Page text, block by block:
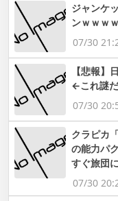
ジャンケ
ンｗｗｗ
07/30
【悲報】
←これ謎
07/30
クラピカ
の能力パ
すぐ旅団
07/30